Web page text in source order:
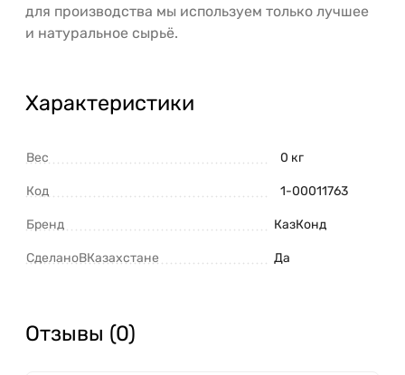
для производства мы используем только лучшее
и натуральное сырьё.
Характеристики
Вес 0 кг
Код 1-00011763
Бренд КазКонд
СделаноВКазахстане Да
Отзывы (0)